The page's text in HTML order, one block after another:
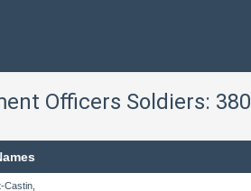
Officers Soldiers: 380
Castin,